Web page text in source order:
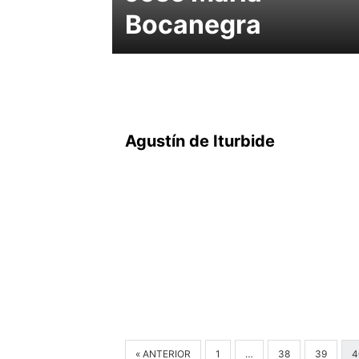
Bocanegra
Agustín de Iturbide
« ANTERIOR 1 … 38 39